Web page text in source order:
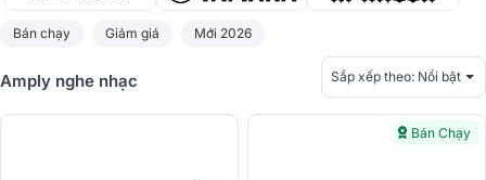
Bán chạy Giảm giá Mới 2026
Amply nghe nhạc Sắp xếp theo: Nổi bật
Bán Chạy